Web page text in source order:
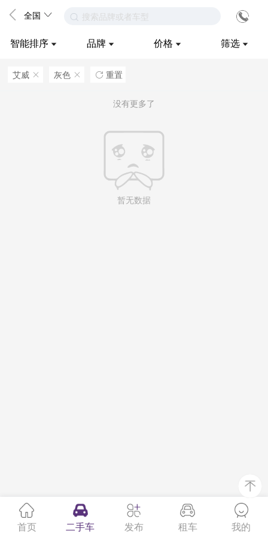
全国 搜索品牌或者车型
智能排序 品牌 价格 筛选
艾威 ဆ 灰色 ဆ  重置
没有更多了
首页 二手车 发布 租车 我的